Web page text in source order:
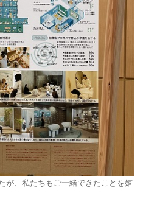
が、私たちもご一緒できたことを嬉